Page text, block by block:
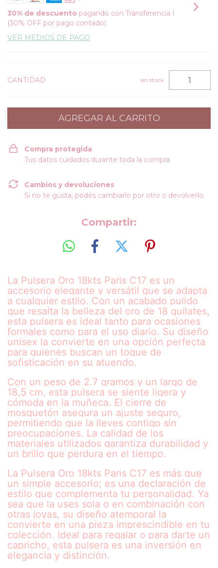
30% de descuento pagando con Transferencia I
(30% OFF por pago contado)
VER MEDIOS DE PAGO
CANTIDAD en stock
Compra protegida
Tus datos cuidados durante toda la compra.
Cambios y devoluciones
Si no te gusta, podés cambiarlo por otro o devolverlo.
Compartir:
La Pulsera Oro 18kts Paris C17 es un
accesorio elegante y versátil que se adapta
a cualquier estilo. Con un acabado pulido
que resalta la belleza del oro de 18 quilates,
esta pulsera es ideal tanto para ocasiones
formales como para el uso diario. Su diseño
unisex la convierte en una opción perfecta
para quienes buscan un toque de
sofisticación en su atuendo.
Con un peso de 2.7 gramos y un largo de
18,5 cm, esta pulsera se siente ligera y
cómoda en la muñeca. El cierre de
mosquetón asegura un ajuste seguro,
permitiendo que la lleves contigo sin
preocupaciones. La calidad de los
materiales utilizados garantiza durabilidad y
un brillo que perdura en el tiempo.
La Pulsera Oro 18kts Paris C17 es más que
un simple accesorio; es una declaración de
estilo que complementa tu personalidad. Ya
sea que la uses sola o en combinación con
otras joyas, su diseño atemporal la
convierte en una pieza imprescindible en tu
colección. Ideal para regalar o para darte un
capricho, esta pulsera es una inversión en
elegancia y distinción.